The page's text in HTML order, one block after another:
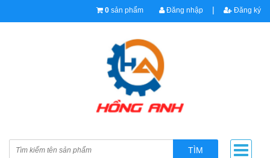
0 sản phẩm Đăng nhập | Đăng ký
TÌM